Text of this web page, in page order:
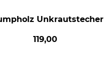
Unkrautstecher
119,00